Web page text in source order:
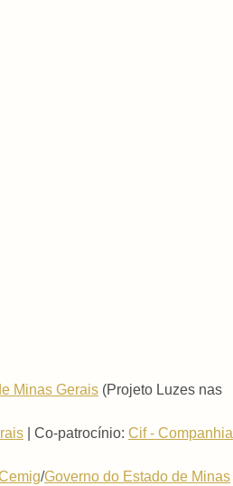
Minas Gerais (Projeto Luzes nas
| Co-patrocínio: Cif - Companhia
/Governo do Estado de Minas